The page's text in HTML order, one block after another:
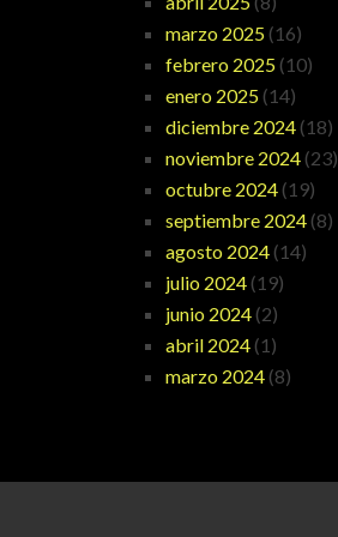
marzo 2025(16)
febrero 2025(10)
enero 2025(14)
diciembre 2024(18)
noviembre 2024(23)
octubre 2024(19)
septiembre 2024(8)
agosto 2024(14)
julio 2024(19)
junio 2024(2)
abril 2024(1)
marzo 2024(8)